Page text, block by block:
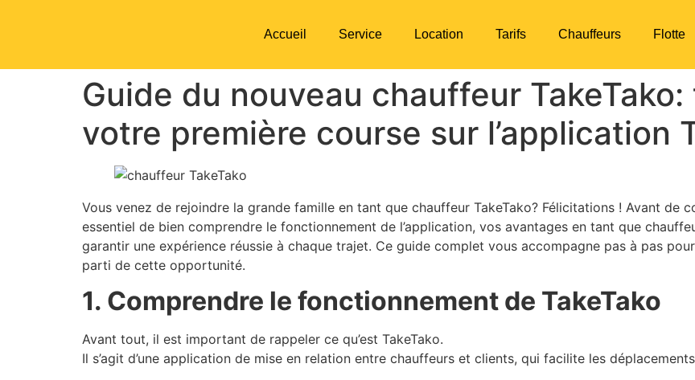
Accueil Service Location Tarifs Chauffeurs Flotte
Guide du nouveau chauffeur
votre première course sur l’application
Vous venez de rejoindre la grande famille en tant que chauffeur TakeTako? Félicitations ! Avant de
essentiel de bien comprendre le fonctionnement de l’application, vos avantages en tant que
garantir une expérience réussie à chaque trajet. Ce guide complet vous accompagne pas à pas
parti de cette opportunité.
1. Comprendre le fonctionnement de TakeTako
Avant tout, il est important de rappeler ce qu’est TakeTako.
Il s’agit d’une application de mise en relation entre chauffeurs et clients, qui facilite les